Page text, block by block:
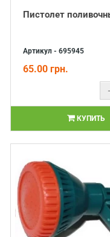
Пистолет
Артикул - 695945
65.00 грн.
КУПИТЬ